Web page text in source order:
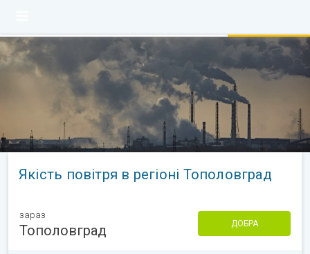
Якість повітря в регіоні Тополовград
зараз
Тополовград ДОБРА